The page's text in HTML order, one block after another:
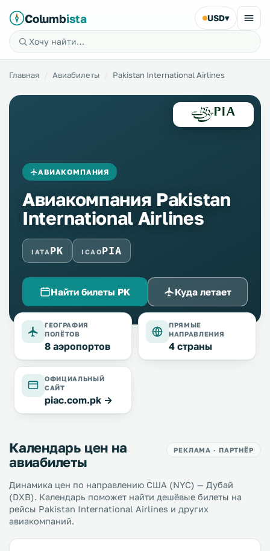
Columbista USD▾
Главная Авиабилеты Pakistan International Airlines
АВИАКОМПАНИЯ
Авиакомпания Pakistan
International Airlines
IATA PK ICAOPIA
Найти билеты PK Куда летает
ГЕОГРАФИЯ
ПОЛЁТОВ
8 аэропортов
ПРЯМЫЕ
НАПРАВЛЕНИЯ
4 страны
ОФИЦИАЛЬНЫЙ
САЙТ
piac.com.pk →
Календарь цен на
авиабилеты
РЕКЛАМА · ПАРТНЁР
Динамика цен по направлению США (NYC) — Дубай
(DXB). Календарь поможет найти дешёвые билеты на
рейсы Pakistan International Airlines и других
авиакомпаний.